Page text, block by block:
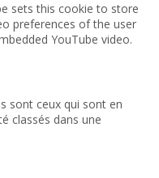
sets this cookie to store
preferences of the user
YouTube video.
sont ceux qui sont en
classés dans une